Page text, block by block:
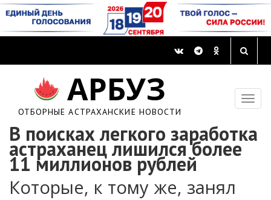
АРБУЗ
ОТБОРНЫЕ АСТРАХАНСКИЕ НОВОСТИ
В поисках легкого заработка
астраханец лишился более
11 миллионов рублей
Которые, к тому же, занял